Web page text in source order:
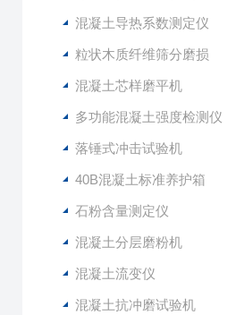
混凝土导热系数测定仪
粒状木质纤维筛分磨损
混凝土芯样磨平机
多功能混凝土强度检测仪
落锤式冲击试验机
40B混凝土标准养护箱
石粉含量测定仪
混凝土分层磨粉机
混凝土流变仪
混凝土抗冲磨试验机